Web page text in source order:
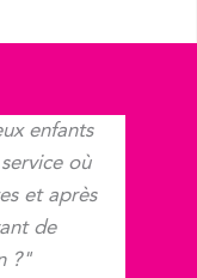
enfants
où
et après
de
?"